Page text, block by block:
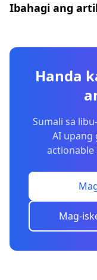
Ibahagi ang
Handa
Sumali sa
AI upang
actionable
Mag-